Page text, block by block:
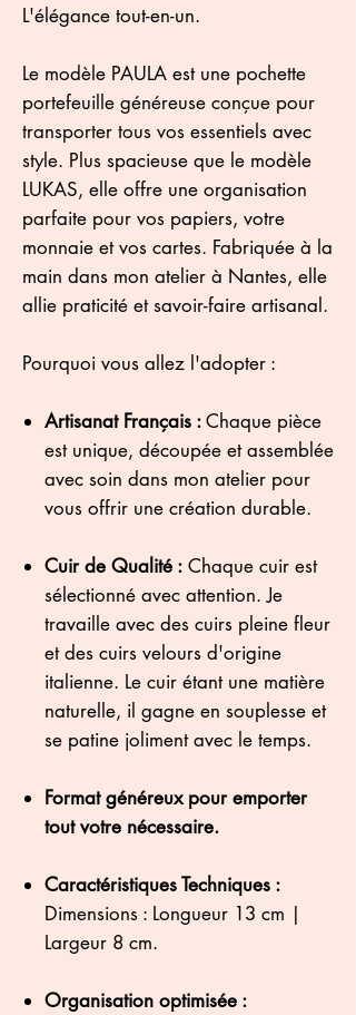
L'élégance tout-en-un.
​Le modèle PAULA est une pochette
portefeuille généreuse conçue pour
transporter tous vos essentiels avec
style. Plus spacieuse que le modèle
LUKAS, elle offre une organisation
parfaite pour vos papiers, votre
monnaie et vos cartes. Fabriquée à la
main dans mon atelier à Nantes, elle
allie praticité et savoir-faire artisanal.
​Pourquoi vous allez l'adopter :
​Artisanat Français :Chaque pièce
est unique, découpée et assemblée
avec soin dans mon atelier pour
vous offrir une création durable.
​Cuir de Qualité : Chaque cuir est
sélectionné avec attention. Je
travaille avec des cuirs pleine fleur
et des cuirs velours d'origine
italienne. Le cuir étant une matière
naturelle, il gagne en souplesse et
se patine joliment avec le temps.
​Format généreux pour emporter
tout votre nécessaire.
​Caractéristiques Techniques :
Dimensions : Longueur 13 cm |
Largeur 8 cm.
​Organisation optimisée :